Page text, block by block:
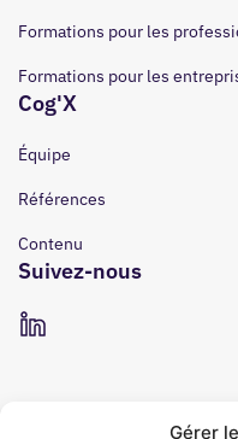
Gérer
Formations pour les
Formations pour les
Cog'X
Équipe
Références
Contenu
Suivez-nous